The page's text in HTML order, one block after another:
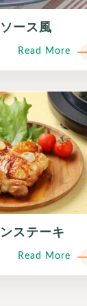
ース風
Read More
ステーキ
Read More